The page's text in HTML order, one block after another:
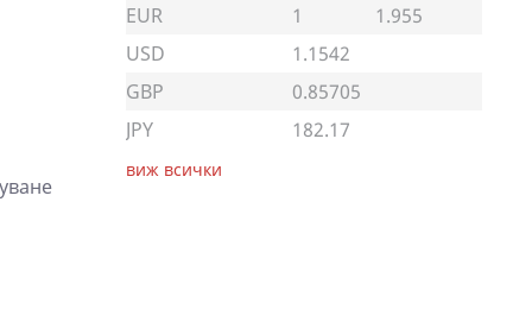
EUR 1
1.955
USD
1.1542
GBP
0.85705
JPY
182.17
виж всички